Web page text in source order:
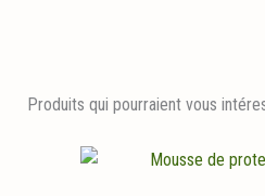
Produits qui pourraient vous